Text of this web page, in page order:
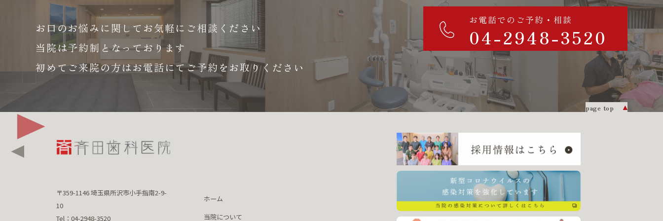
お口のお悩みに関して お気軽にご相談ください
当院は予約制となっております
初めてご来院の方はお電話にてご予約をお取りください
お電話でのご予約・相談
04-2948-3520
page top
〒359-1146 埼玉県所沢市小手指南2-9-
10
Tel：04-2948-3520
ホーム
当院について